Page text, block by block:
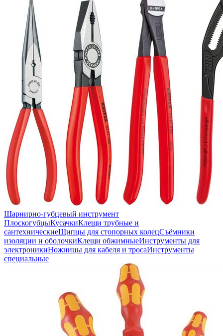
Шарнирно-губцевый инструмент
ПлоскогубцыКусачкиКлещи трубные и
сантехническиеЩипцы для стопорных колецСъёмники
изоляции и оболочкиКлещи обжимныеИнструменты для
электроникиНожницы для кабеля и тросаИнструменты
специальные